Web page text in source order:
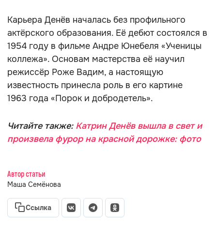
Карьера Денёв началась без профильного
актёрского образования. Её дебют состоялся в
1954 году в фильме Андре Юнебеля «Ученицы
коллежа». Основам мастерства её научил
режиссёр Роже Вадим, а настоящую
известность принесла роль в его картине
1963 года «Порок и добродетель».
Читайте также: Катрин Денёв вышла в свет и
произвела фурор на красной дорожке: фото
Автор статьи
Маша Семёнова
Ссылка